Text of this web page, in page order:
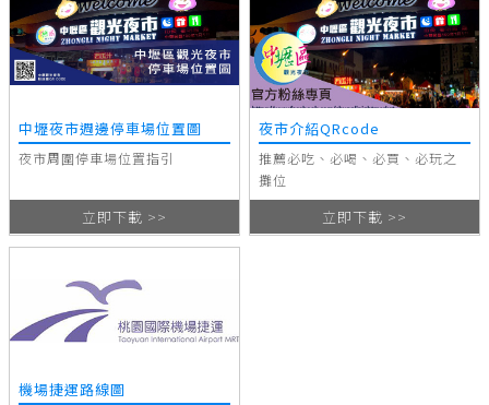
中壢夜市週邊停車場位置圖
夜市周圍停車場位置指引
立即下載 >>
夜市介紹QRcode
推薦必吃、必喝、必買、必玩之
攤位
立即下載 >>
機場捷運路線圖